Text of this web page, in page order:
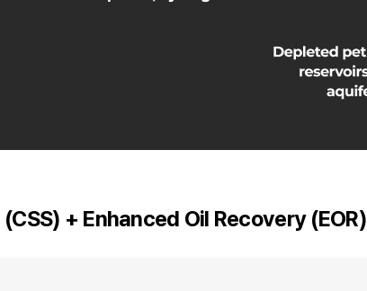
+ Enhanced Oil Recovery (EOR)